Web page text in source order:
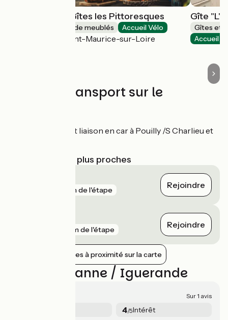
La Thébaïde - Gîtes les Pittoresques
Gîtes et locations de meublés Accueil Vélo
Saint-Jean-Saint-Maurice-sur-Loire
Gîte
Gîtes et
Accueil
Trains et transport sur le
Gare de Roanne et liaison en car à Pouilly /S Charlieu et
Gares SNCF les plus proches
1 km de l'étape Rejoindre
2 km de l'étape Rejoindre
Afficher les gares à proximité sur la carte
Avis sur Roanne / Iguerande
Sur 1 avis
4/5Intérêt